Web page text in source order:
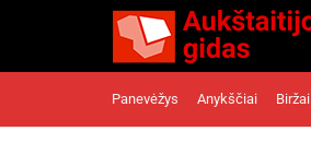
Panevėžys Anykščiai Biržai